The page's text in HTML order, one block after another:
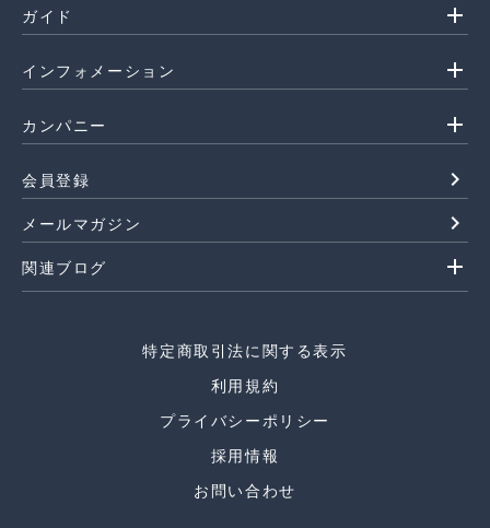
ガイド add
インフォメーション add
カンパニー add
会員登録 navigate_next
メールマガジン navigate_next
関連ブログ add
特定商取引法に関する表示
利用規約
プライバシーポリシー
採用情報
お問い合わせ